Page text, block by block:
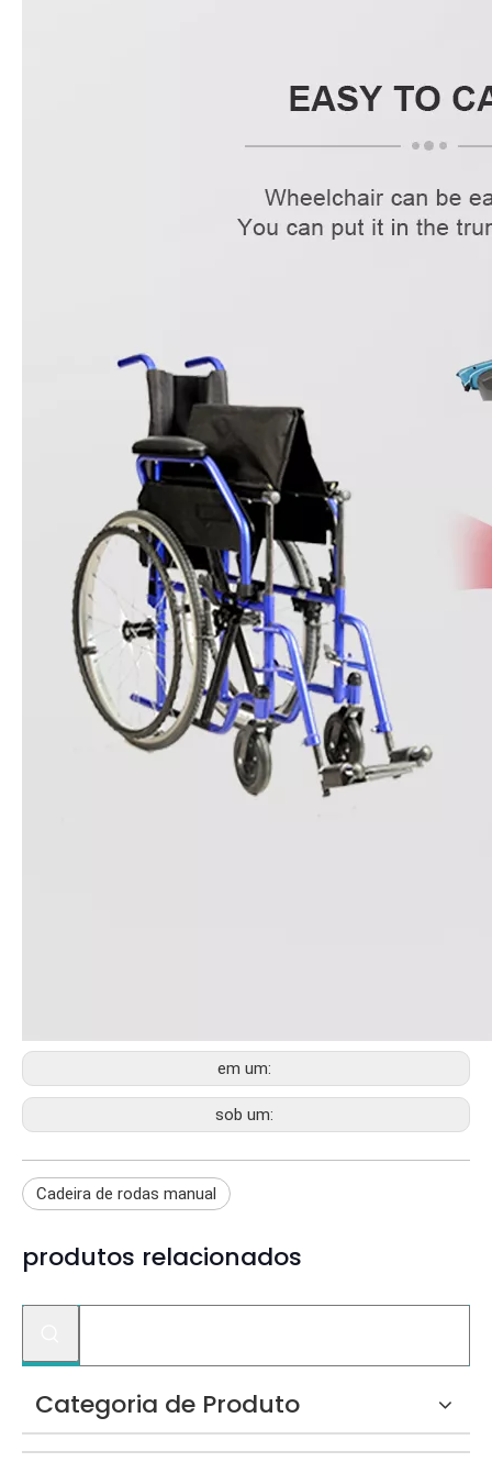
em um:
sob um:
Cadeira de rodas manual
produtos relacionados
Categoria de Produto